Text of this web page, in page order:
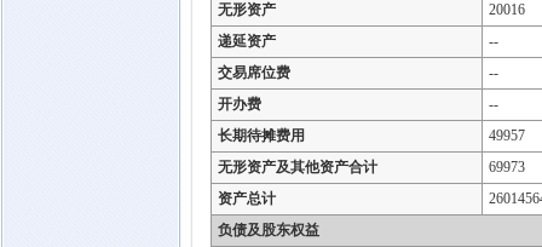
无形资产
20016
递延资产
--
交易席位费
--
开办费
--
长期待摊费用
49957
无形资产及其他资产合计
69973
资产总计
负债及股东权益